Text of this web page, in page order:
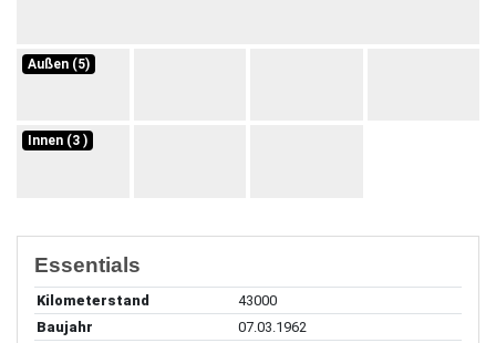
Außen (5)
Innen (3 )
Essentials
Kilometerstand
43000
Baujahr
07.03.1962